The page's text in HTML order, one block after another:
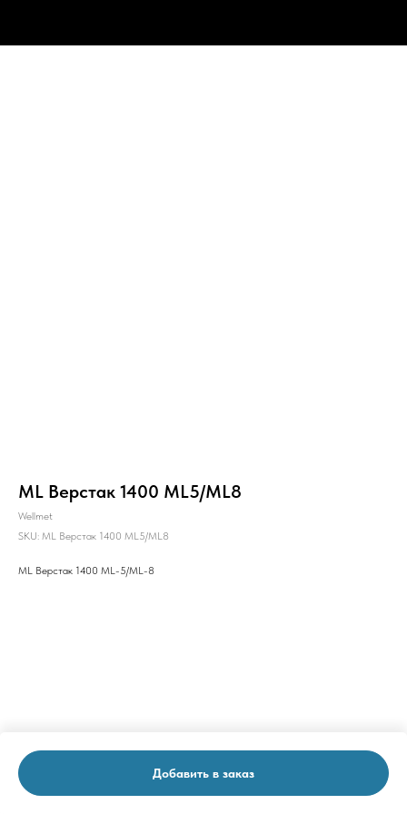
ML Верстак 1400 ML5/ML8
Wellmet
SKU: ML Верстак 1400 ML5/ML8
Добавить в заказ
ML Верстак 1400 ML-5/ML-8